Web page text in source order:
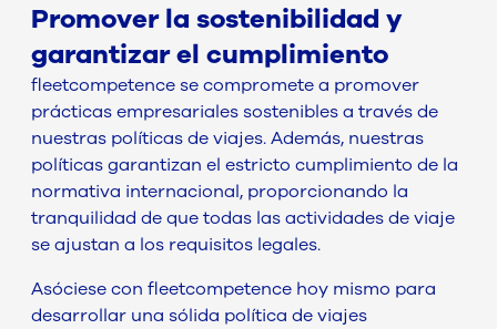
Promover la sostenibilidad y
garantizar el cumplimiento
fleetcompetence se compromete a promover
prácticas empresariales sostenibles a través de
nuestras políticas de viajes. Además, nuestras
políticas garantizan el estricto cumplimiento de la
normativa internacional, proporcionando la
tranquilidad de que todas las actividades de viaje
se ajustan a los requisitos legales.
Asóciese con fleetcompetence hoy mismo para
desarrollar una sólida política de viajes